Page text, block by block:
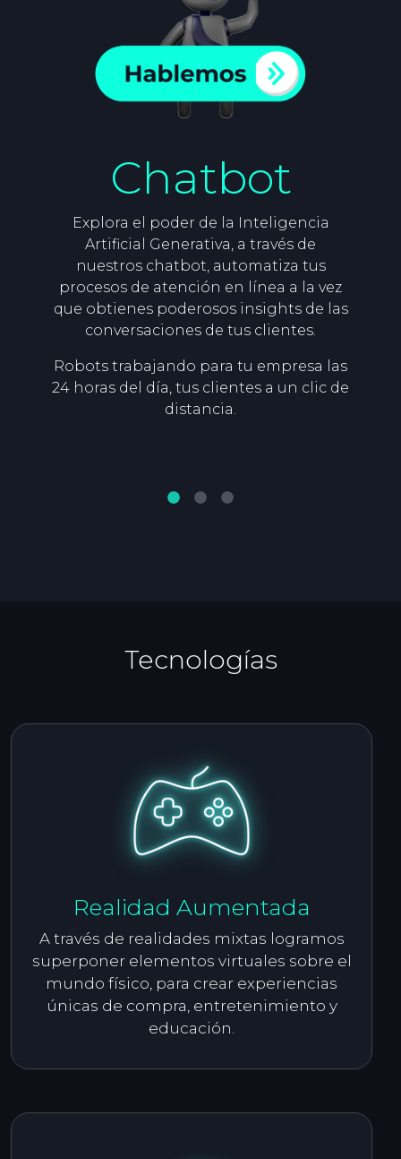
Chatbot
Explora el poder de la Inteligencia
Artificial Generativa, a través de
nuestros chatbot, automatiza tus
procesos de atención en línea a la vez
que obtienes poderosos insights de las
conversaciones de tus clientes.
Robots trabajando para tu empresa las
24 horas del día, tus clientes a un clic de
distancia.
Tecnologías
Realidad Aumentada
A través de realidades mixtas logramos
superponer elementos virtuales sobre el
mundo físico, para crear experiencias
únicas de compra, entretenimiento y
educación.